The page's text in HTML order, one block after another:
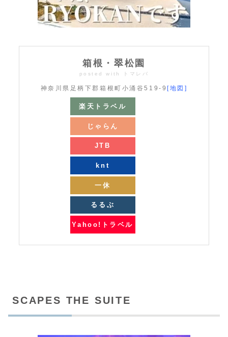
箱根・翠松園
posted with トマレバ
神奈川県足柄下郡箱根町小涌谷519-9 [地図]
楽天トラベル
じゃらん
JTB
knt
一休
るるぶ
Yahoo!トラベル
SCAPES THE SUITE